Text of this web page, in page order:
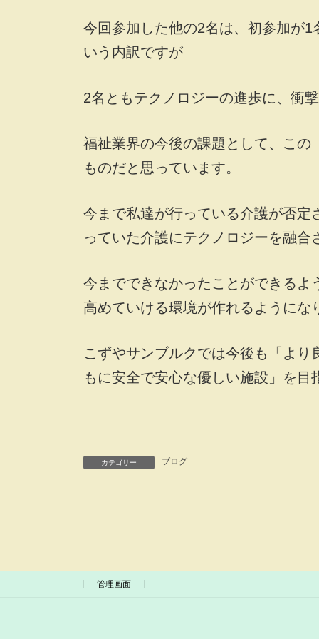
今回参加した他の2名は、初参加が
いう内訳ですが
2名ともテクノロジーの進歩に、衝
福祉業界の今後の課題として、こ
ものだと思っています。
今まで私達が行っている介護が否
っていた介護にテクノロジーを融合
今までできなかったことができる
高めていける環境が作れるようにな
こずやサンブルクでは今後も「よ
もに安全で安心な優しい施設」を目
カテゴリー ブログ
管理画面